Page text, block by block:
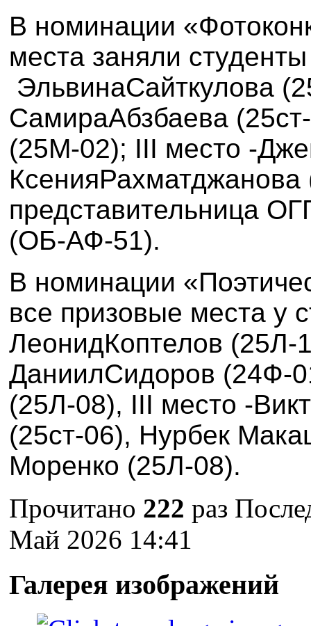
В номинации
места заняли
ЭльвинаСайткулова
СамираАбзбаева (
(25М-02); III место -
Ксения
представительница
(ОБ-АФ-51).
В номинации
все призовые места у
ЛеонидКоптелов (25Л-
ДаниилСидоров (24Ф-
(25Л-08), III место -
(25ст-06), Нурбек
Моренко (25Л-08).
Прочитано 222 раз
Май 2026 14:41
Галерея изображений